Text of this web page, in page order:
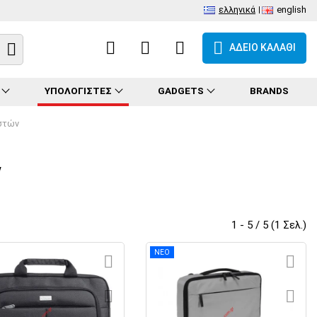
ελληνικά english
ΑΔΕΙΟ ΚΑΛΑΘΙ
ΥΠΟΛΟΓΙΣΤΕΣ GADGETS BRANDS
1 - 5 / 5 (1 Σελ.)
ΝΕΟ